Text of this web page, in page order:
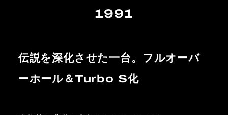
1991
伝説を深化させた一台。フルオーバ
ーホール＆Turbo S化